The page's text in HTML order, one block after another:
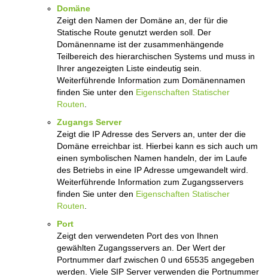
Domäne
Zeigt den Namen der Domäne an, der für die
Statische Route genutzt werden soll. Der
Domänenname ist der zusammenhängende
Teilbereich des hierarchischen Systems und muss in
Ihrer angezeigten Liste eindeutig sein.
Weiterführende Information zum Domänennamen
finden Sie unter den Eigenschaften Statischer
Routen
Zugangs Server
Zeigt die IP Adresse des Servers an, unter der die
Domäne erreichbar ist. Hierbei kann es sich auch um
einen symbolischen Namen handeln, der im Laufe
des Betriebs in eine IP Adresse umgewandelt wird.
Weiterführende Information zum Zugangsservers
finden Sie unter den Eigenschaften Statischer
Routen
Port
Zeigt den verwendeten Port des von Ihnen
gewählten Zugangsservers an. Der Wert der
Portnummer darf zwischen 0 und 65535 angegeben
werden. Viele SIP Server verwenden die Portnummer